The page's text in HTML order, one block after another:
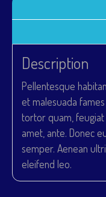
Description
Pellentesque
et malesuada
tortor quam,
amet, ante. Donec
semper. Aenean
eleifend leo.